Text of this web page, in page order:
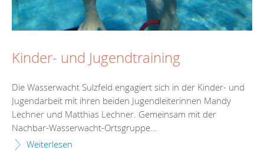
Kinder- und Jugendtraining
Die Wasserwacht Sulzfeld engagiert sich in der Kinder- und
Jugendarbeit mit ihren beiden Jugendleiterinnen Mandy
Lechner und Matthias Lechner. Gemeinsam mit der
Nachbar-Wasserwacht-Ortsgruppe...
Weiterlesen